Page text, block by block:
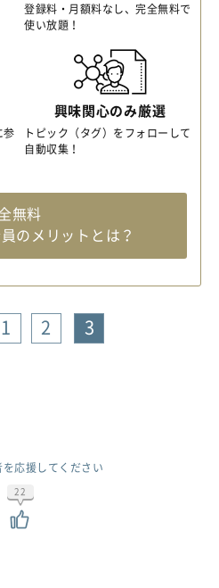
登録料・月額料なし、完全無料で
使い放題！
参
興味関心のみ厳選
トピック（タグ）をフォローして
自動収集！
無料
のメリットとは？
1 2 3
応援してください
22